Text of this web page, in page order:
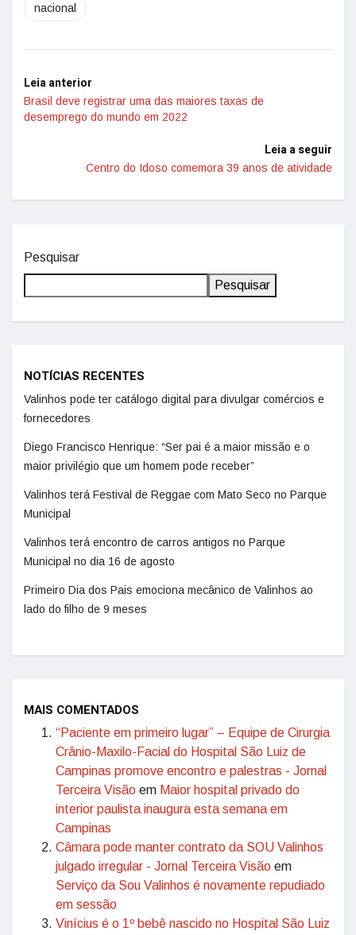
nacional
Leia anterior
Brasil deve registrar uma das maiores taxas de
desemprego do mundo em 2022
Leia a seguir
Centro do Idoso comemora 39 anos de atividade
Pesquisar
Pesquisar
NOTÍCIAS RECENTES
Valinhos pode ter catálogo digital para divulgar comércios e
fornecedores
Diego Francisco Henrique: “Ser pai é a maior missão e o
maior privilégio que um homem pode receber”
Valinhos terá Festival de Reggae com Mato Seco no Parque
Municipal
Valinhos terá encontro de carros antigos no Parque
Municipal no dia 16 de agosto
Primeiro Dia dos Pais emociona mecânico de Valinhos ao
lado do filho de 9 meses
MAIS COMENTADOS
“Paciente em primeiro lugar” – Equipe de Cirurgia
Crânio-Maxilo-Facial do Hospital São Luiz de
Campinas promove encontro e palestras - Jornal
Terceira Visão em Maior hospital privado do
interior paulista inaugura esta semana em
Campinas
Câmara pode manter contrato da SOU Valinhos
julgado irregular - Jornal Terceira Visão em
Serviço da Sou Valinhos é novamente repudiado
em sessão
Vinícius é o 1º bebê nascido no Hospital São Luiz